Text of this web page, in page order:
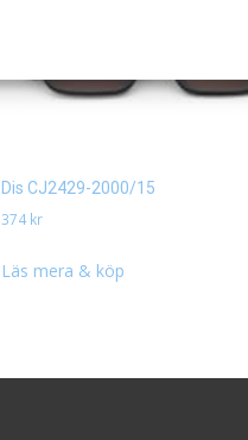
Dis CJ2429-2000/15
374kr
Läs mera & köp